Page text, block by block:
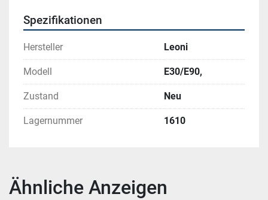
Spezifikationen
Hersteller Leoni
Modell E30/E90,
Zustand Neu
Lagernummer 1610
Ähnliche Anzeigen